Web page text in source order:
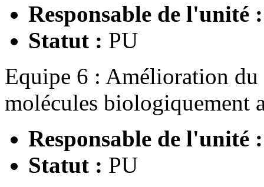
Responsable de l'unité
Statut : PU
Equipe 6 : Amélioration du
molécules biologiquement
Responsable de l'unité
Statut : PU